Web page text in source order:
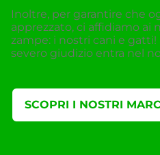
Inoltre, per garantire che
apprezzato, ci affidiamo ai
zampe: i nostri cani e gatti!
severo giudizio entra nel
SCOPRI I NOSTRI